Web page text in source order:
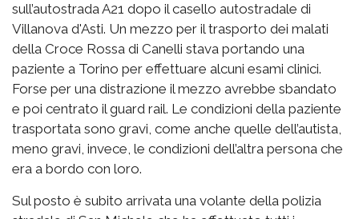
sull’autostrada A21 dopo il casello autostradale di
Villanova d'Asti. Un mezzo per il trasporto dei malati
della Croce Rossa di Canelli stava portando una
paziente a Torino per effettuare alcuni esami clinici.
Forse per una distrazione il mezzo avrebbe sbandato
e poi centrato il guard rail. Le condizioni della paziente
trasportata sono gravi, come anche quelle dell’autista,
meno gravi, invece, le condizioni dell’altra persona che
era a bordo con loro.
Sul posto è subito arrivata una volante della polizia